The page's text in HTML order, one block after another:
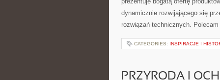
CATEGORIES:PLAŻE I